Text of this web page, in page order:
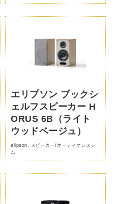
エリプソン ブックシ
ェルフスピーカー H
ORUS 6B（ライト
ウッドベージュ）
elipson
スピーカー/オーディオシステ
ム